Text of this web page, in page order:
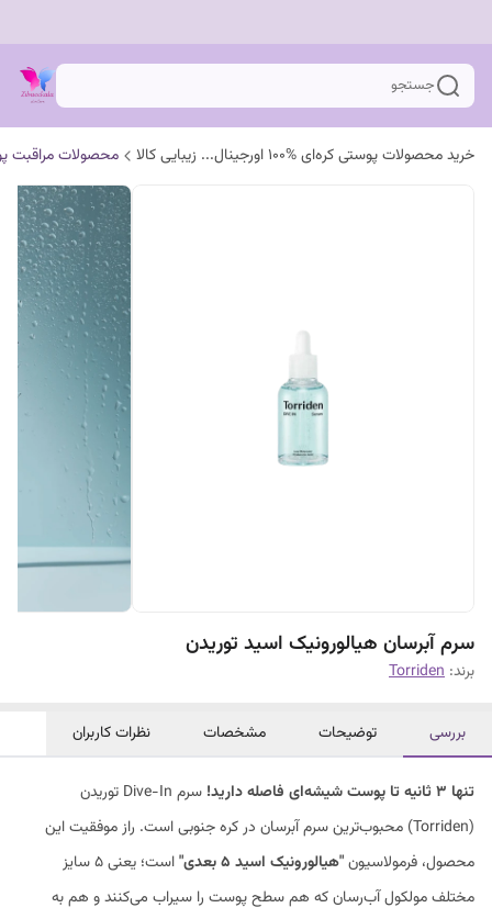
جستجو
خرید محصولات پوستی کره‌ای %100 اورجینال... زیبایی کالا محصولات مراقبت
سرم آبرسان هیالورونیک اسید توریدن
برند: Torriden
بررسی توضیحات مشخصات نظرات کاربران
تنها ۳ ثانیه تا پوست شیشه‌ای فاصله دارید!
سرم Dive-In توریدن
(Torriden) محبوب‌ترین سرم آبرسان در کره جنوبی است. راز موفقیت این
محصول، فرمولاسیون"هیالورونیک اسید ۵ بعدی"
است؛ یعنی ۵ سایز
مختلف مولکول آب‌رسان که هم سطح پوست را سیراب می‌کنند و هم به